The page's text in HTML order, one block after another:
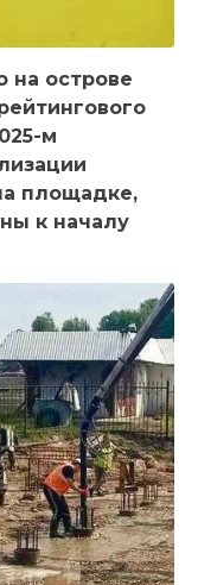
на острове
м
площадке,
к началу